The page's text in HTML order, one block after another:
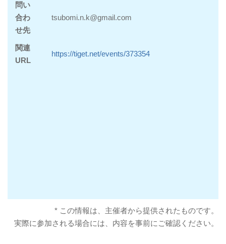
問い
合わ
せ先
tsubomi.n.k@gmail.com
関連
URL
https://tiget.net/events/373354
* この情報は、主催者から提供されたものです。
実際に参加される場合には、内容を事前にご確認ください。